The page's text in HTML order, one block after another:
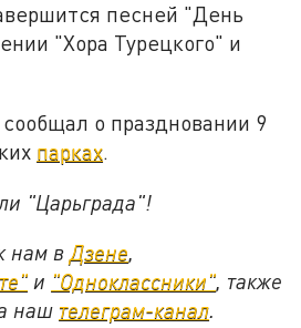
песней "День
"Хора Турецкого" и
о праздновании 9
парках.
"Царьграда"!
нам вДзене,
и "Одноклассники", также
наш телеграм-канал.